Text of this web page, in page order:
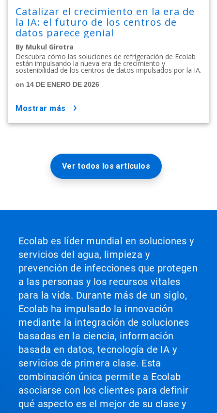
Catalizar el crecimiento en la era de
la IA: el futuro de los centros de
datos parece genial
By Mukul Girotra
Descubra cómo las soluciones de refrigeración de Ecolab
están impulsando la nueva era de crecimiento y
sostenibilidad de los centros de datos impulsados por la IA.
on 14 DE ENERO DE 2026
mostrar más
Ver todos los artículos
Ecolab es líder mundial en soluciones y
servicios del agua, limpieza y
prevención de infecciones que protegen
a las personas y los recursos vitales
para la vida. Durante más de un siglo,
Ecolab ha impulsado la innovación
mediante la integración de soluciones
basadas en la ciencia, información
basada en datos, tecnología de IA y
servicios de primera clase. Esta
combinación única permite a Ecolab
asociarse con los clientes para definir
qué aspecto es el mejor de su clase y